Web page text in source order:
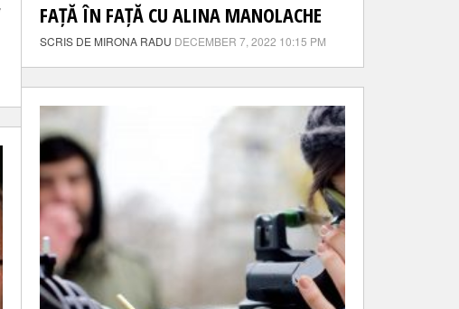
FAȚĂ ÎN FAȚĂ CU ALINA MANOLACHE
SCRIS DE MIRONA RADU DECEMBER 7, 2022 10:15 PM